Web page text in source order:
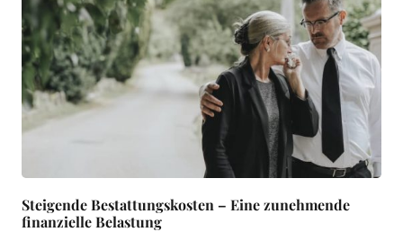
Steigende Bestattungskosten – Eine zunehmende
finanzielle Belastung